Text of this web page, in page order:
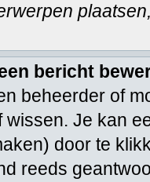
bericht
beheerder of
wissen. Je kan
door te
reeds